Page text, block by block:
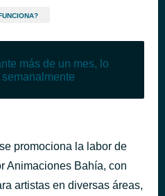
más de un mes, lo
promociona la labor de
Animaciones Bahía, con
artistas en diversas áreas,